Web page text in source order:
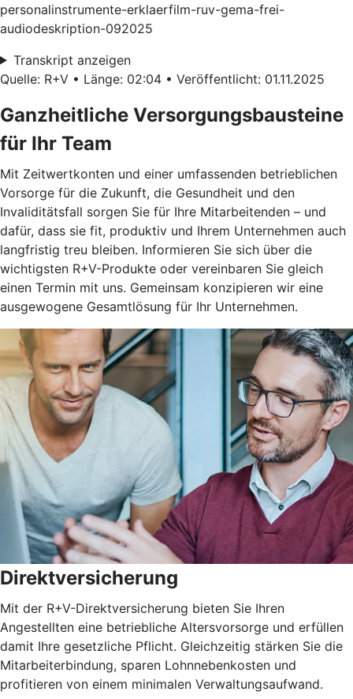
personalinstrumente-erklaerfilm-ruv-gema-frei-
audiodeskription-092025
Transkript anzeigen
Quelle: R+V • Länge: 02:04 • Veröffentlicht: 01.11.2025
Ganzheitliche Versorgungsbausteine
für Ihr Team
Mit Zeitwertkonten und einer umfassenden betrieblichen
Vorsorge für die Zukunft, die Gesundheit und den
Invaliditätsfall sorgen Sie für Ihre Mitarbeitenden – und
dafür, dass sie fit, produktiv und Ihrem Unternehmen auch
langfristig treu bleiben. Informieren Sie sich über die
wichtigsten R+V-Produkte oder vereinbaren Sie gleich
einen Termin mit uns. Gemeinsam konzipieren wir eine
ausgewogene Gesamtlösung für Ihr Unternehmen.
Direktversicherung
Mit der R+V-Direktversicherung bieten Sie Ihren
Angestellten eine betriebliche Altersvorsorge und erfüllen
damit Ihre gesetzliche Pflicht. Gleichzeitig stärken Sie die
Mitarbeiterbindung, sparen Lohnnebenkosten und
profitieren von einem minimalen Verwaltungsaufwand.